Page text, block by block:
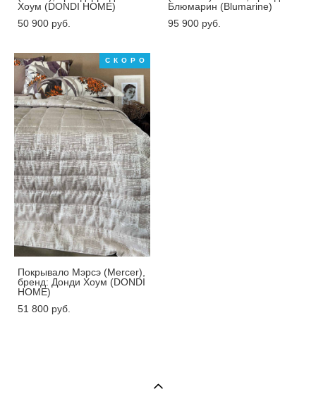
Хоум (DONDI HOME)
50 900 pуб.
Блюмарин (Blumarine)
95 900 pуб.
СКОРО
Покрывало Mэрсэ (Mercer),
бренд: Донди Хоум (DONDI
HOME)
51 800 pуб.